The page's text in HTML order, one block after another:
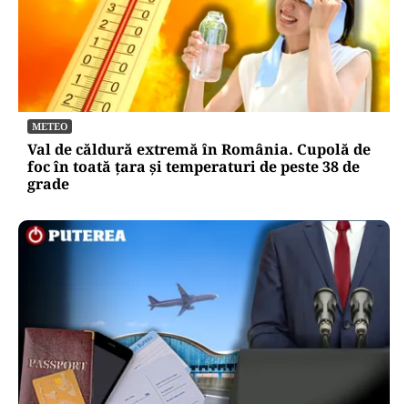
METEO
Val de căldură extremă în România. Cupolă de
foc în toată țara și temperaturi de peste 38 de
grade